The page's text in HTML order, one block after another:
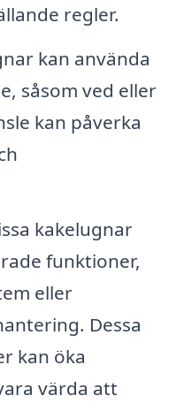
regler.
kan använda
såsom ved eller
kan påverka
kakelugnar
funktioner,
eller
Dessa
kan öka
värda att